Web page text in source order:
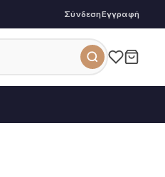
ΣύνδεσηΕγγραφή